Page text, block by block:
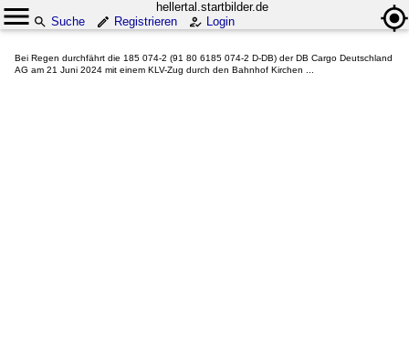
hellertal.startbilder.de
Suche
Registrieren Login
Bei Regen durchfährt die 185 074-2 (91 80 6185 074-2 D-DB) der DB Cargo Deutschland
AG am 21 Juni 2024 mit einem KLV-Zug durch den Bahnhof Kirchen ...